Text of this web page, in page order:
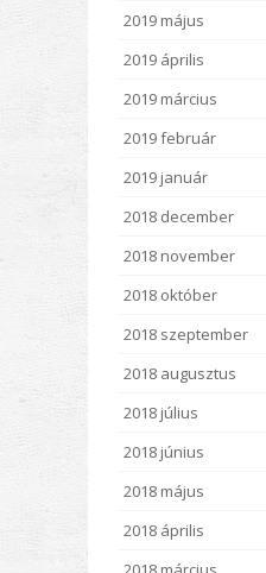
2019 május
2019 április
2019 március
2019 február
2019 január
2018 december
2018 november
2018 október
2018 szeptember
2018 augusztus
2018 július
2018 június
2018 május
2018 április